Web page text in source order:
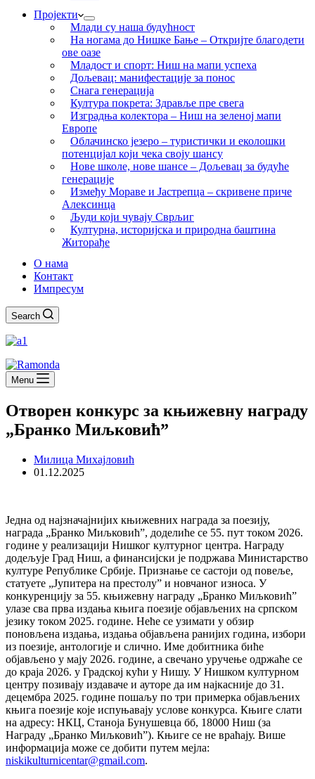
Пројекти
Млади су наша будућност
На ногама до Нишке Бање – Откријте благодети
ове оазе
Младост и спорт: Ниш на мапи успеха
Дољевац: манифестације за понос
Снага генерација
Култура покрета: Здравље пре свега
Изградња колектора – Ниш на зеленој мапи
Европе
Облачинско језеро – туристички и еколошки
потенцијал који чека своју шансу
Нове школе, нове шансе – Дољевац за будуће
генерације
Између Мораве и Јастрепца – скривене приче
Алексинца
Људи који чувају Сврљиг
Културна, историјска и природна баштина
Житорађе
О нама
Контакт
Импресум
Search
Menu
Отворен конкурс за књижевну награду
„Бранко Миљковић”
Милица Михајловић
01.12.2025
Једна од најзначајнијих књижевних награда за поезију,
награда „Бранко Миљковић”, доделиће се 55. пут током 2026.
године у реализацији Нишког културног центра. Награду
додељује Град Ниш, а финансијски је подржава Министарство
културе Републике Србије. Признање се састоји од повеље,
статуете „Јупитера на престолу” и новчаног износа. У
конкуренцију за 55. књижевну награду „Бранко Миљковић”
улазе сва прва издања књига поезије објављених на српском
језику током 2025. године. Неће се узимати у обзир
поновљена издања, издања објављена ранијих година, избори
из поезије, антологије и слично. Име добитника биће
објављено у мају 2026. године, а свечано уручење одржаће се
до краја 2026. у Градској кући у Нишу. У Нишком културном
центру позивају издаваче и ауторе да им најкасније до 31.
децембра 2025. године пошаљу по три примерка објављених
књига поезије које испуњавају услове конкурса. Књиге слати
на адресу: НКЦ, Станоја Бунушевца бб, 18000 Ниш (за
Награду „Бранко Миљковић”). Књиге се не враћају. Више
информација може се добити путем мејла:
niskikulturnicentar@gmail.com.